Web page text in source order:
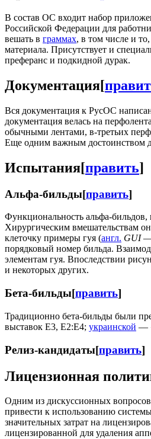
В состав ОС входит набор
Российской Федерации для
вешать в граммах, в том числе и
материала. Присутствует и
преферанс и подкидной дурак.
Документация[
Вся документация к РусОС
документация велась на
обычными лентами, в-третьих
Еще одним важным достоинством
Испытания[править]
Альфа-бильды[править]
Функциональность альфа-
Хирургическим вмешательствам
клеточку примеры гуя (англ. GUI—
порядковый номер бильда.
элементам гуя. Впоследствии
и некоторых других.
Бета-бильды[править]
Традиционно бета-бильды были
выставок E3, E2:E4; украинской —
Релиз-кандидаты[править]
Лицензионная
Одним из дискуссионных
привести к использованию
значительных затрат на
лицензированной для удаления